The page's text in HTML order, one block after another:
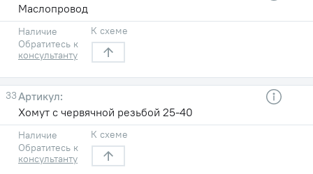
Маслопровод
Наличие
Обратитесь к
консультанту
К схеме
33
Хомут с червячной резьбой 25-40
Наличие
Обратитесь к
консультанту
К схеме